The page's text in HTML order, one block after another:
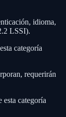
idioma,
LSSI).
categoría
requerirán
categoría